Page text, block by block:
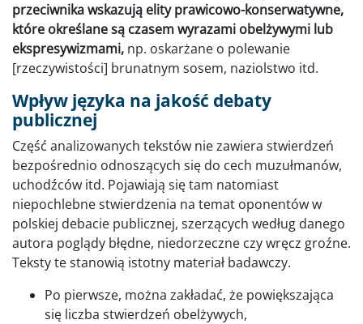
przeciwnika wskazują elity prawicowo-konserwatywne,
które określane są czasem wyrazami obelżywymi lub
ekspresywizmami, np. oskarżane o polewanie
[rzeczywistości] brunatnym sosem, naziolstwo itd.
Wpływ języka na jakość debaty
publicznej
Część analizowanych tekstów nie zawiera stwierdzeń
bezpośrednio odnoszących się do cech muzułmanów,
uchodźców itd. Pojawiają się tam natomiast
niepochlebne stwierdzenia na temat oponentów w
polskiej debacie publicznej, szerzących według danego
autora poglądy błędne, niedorzeczne czy wręcz groźne.
Teksty te stanowią istotny materiał badawczy.
Po pierwsze, można zakładać, że powiększająca
się liczba stwierdzeń obelżywych,